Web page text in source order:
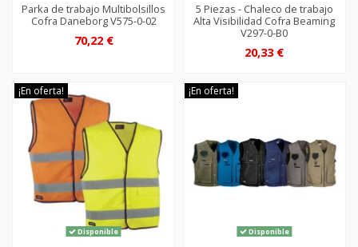
Parka de trabajo Multibolsillos
Cofra Daneborg V575-0-02
70,22 €
5 Piezas - Chaleco de trabajo
Alta Visibilidad Cofra Beaming
V297-0-B0
20,33 €
¡En oferta!
Disponible
¡En oferta!
Disponible